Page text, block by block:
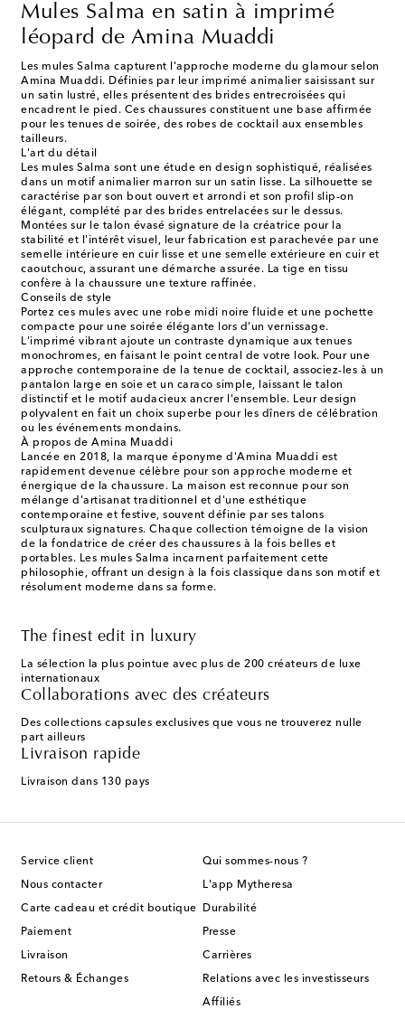
Mules Salma en satin à imprimé
léopard de Amina Muaddi
Les mules Salma capturent l'approche moderne du glamour selon
Amina Muaddi. Définies par leur imprimé animalier saisissant sur
un satin lustré, elles présentent des brides entrecroisées qui
encadrent le pied. Ces chaussures constituent une base affirmée
pour les tenues de soirée, des robes de cocktail aux ensembles
tailleurs.
L'art du détail
Les mules Salma sont une étude en design sophistiqué, réalisées
dans un motif animalier marron sur un satin lisse. La silhouette se
caractérise par son bout ouvert et arrondi et son profil slip-on
élégant, complété par des brides entrelacées sur le dessus.
Montées sur le talon évasé signature de la créatrice pour la
stabilité et l'intérêt visuel, leur fabrication est parachevée par une
semelle intérieure en cuir lisse et une semelle extérieure en cuir et
caoutchouc, assurant une démarche assurée. La tige en tissu
confère à la chaussure une texture raffinée.
Conseils de style
Portez ces mules avec une robe midi noire fluide et une pochette
compacte pour une soirée élégante lors d'un vernissage.
L'imprimé vibrant ajoute un contraste dynamique aux tenues
monochromes, en faisant le point central de votre look. Pour une
approche contemporaine de la tenue de cocktail, associez-les à un
pantalon large en soie et un caraco simple, laissant le talon
distinctif et le motif audacieux ancrer l'ensemble. Leur design
polyvalent en fait un choix superbe pour les dîners de célébration
ou les événements mondains.
À propos de Amina Muaddi
Lancée en 2018, la marque éponyme d'Amina Muaddi est
rapidement devenue célèbre pour son approche moderne et
énergique de la chaussure. La maison est reconnue pour son
mélange d'artisanat traditionnel et d'une esthétique
contemporaine et festive, souvent définie par ses talons
sculpturaux signatures. Chaque collection témoigne de la vision
de la fondatrice de créer des chaussures à la fois belles et
portables. Les mules Salma incarnent parfaitement cette
philosophie, offrant un design à la fois classique dans son motif et
résolument moderne dans sa forme.
The finest edit in luxury
La sélection la plus pointue avec plus de 200 créateurs de luxe
internationaux
Collaborations avec des créateurs
Des collections capsules exclusives que vous ne trouverez nulle
part ailleurs
Livraison rapide
Livraison dans 130 pays
Service client
Nous contacter
Carte cadeau et crédit boutique
Paiement
Livraison
Retours & Échanges
Qui sommes-nous ?
L'app Mytheresa
Durabilité
Presse
Carrières
Relations avec les investisseurs
Affiliés